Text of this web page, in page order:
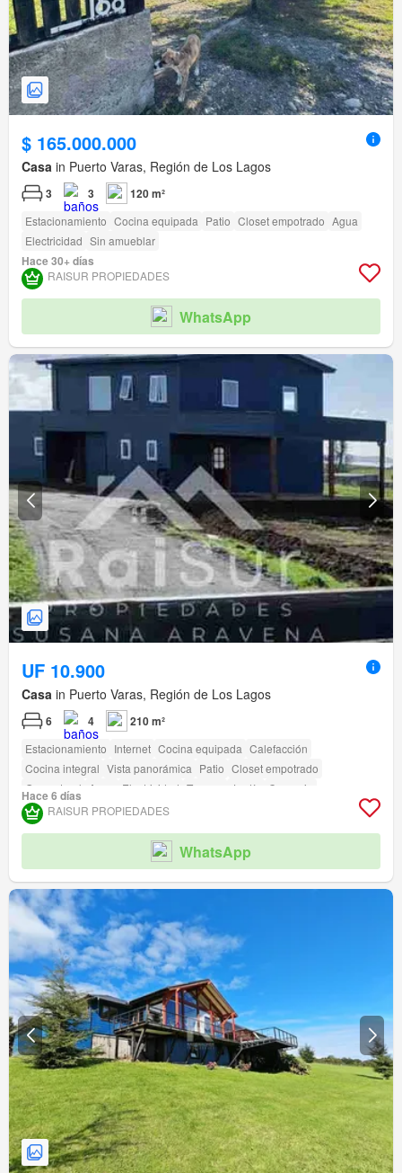
$ 165.000.000
Casa in Puerto Varas, Región de Los Lagos
3 3 120 m²
Estacionamiento Cocina equipada Patio Closet empotrado Agua
Electricidad Sin amueblar
Hace 30+ días
RAISUR PROPIEDADES
WhatsApp
UF 10.900
Casa in Puerto Varas, Región de Los Lagos
6 4 210 m²
Estacionamiento Internet Cocina equipada Calefacción
Cocina integral Vista panorámica Patio Closet empotrado
Gas natural
Agua Electricidad Terraza Jardín Conserje
Hace 6 días
RAISUR PROPIEDADES
WhatsApp